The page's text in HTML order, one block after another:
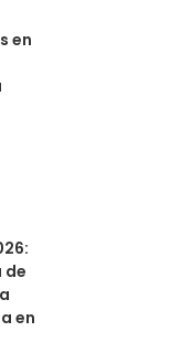
en
de
en